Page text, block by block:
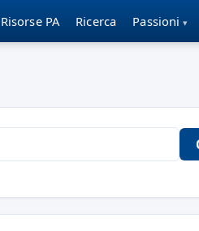
Risorse PA Ricerca Passioni